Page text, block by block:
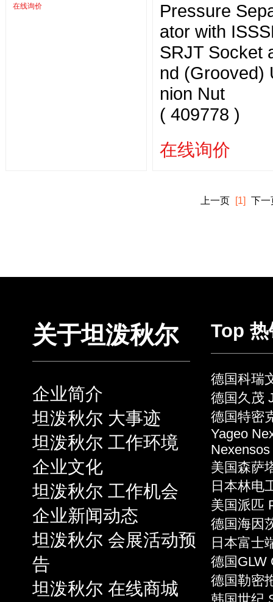
在线询价
Pressure
ator with
SRJT Socket
nd (Grooved)
nion Nut
( 409778 )
在线询价
上一页 [1] 下一
关于坦泼秋尔
企业简介
坦泼秋尔 大事迹
坦泼秋尔 工作环境
企业文化
坦泼秋尔 工作机会
企业新闻动态
坦泼秋尔 会展活动预
告
坦泼秋尔 在线商城
Top
德国科瑞
德国久茂
德国特密
Yageo
Nexensos
美国森萨
日本林电
美国派匹
德国海因
日本富士
德国GLW
德国勒密